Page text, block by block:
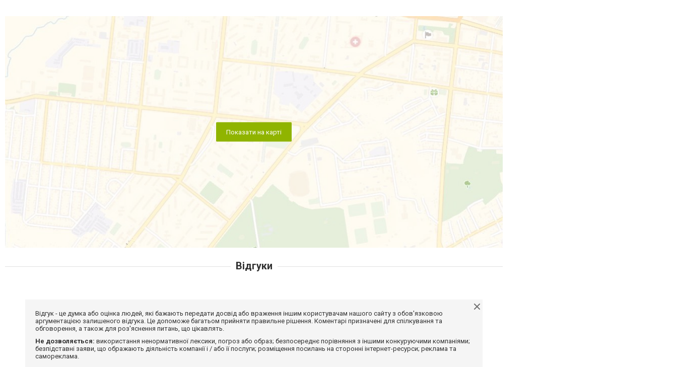
Показати на карті
Відгуки
Відгук - це думка або оцінка людей, які бажають передати досвід або враження іншим користувачам нашого сайту з обов'язковою
аргументацією залишеного відгука. Це допоможе багатьом прийняти правильне рішення. Коментарі призначені для спілкування та
обговорення, а також для роз'яснення питань, що цікавлять.
Не дозволяється: використання ненормативної лексики, погроз або образ; безпосереднє порівняння з іншими конкуруючими компаніями;
безпідставні заяви, що ображають діяльність компанії і / або її послуги; розміщення посилань на сторонні інтернет-ресурси; реклама та
самореклама.